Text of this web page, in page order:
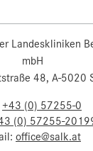
Landeskliniken
mbH
48, A-5020
+43 (0) 57255-0
(0) 57255-
office@salk.at